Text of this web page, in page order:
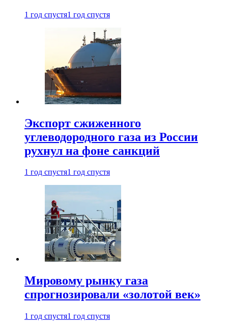
1 год спустя1 год спустя
Экспорт сжиженного
углеводородного газа из России
рухнул на фоне санкций
1 год спустя1 год спустя
Мировому рынку газа
спрогнозировали «золотой век»
1 год спустя1 год спустя